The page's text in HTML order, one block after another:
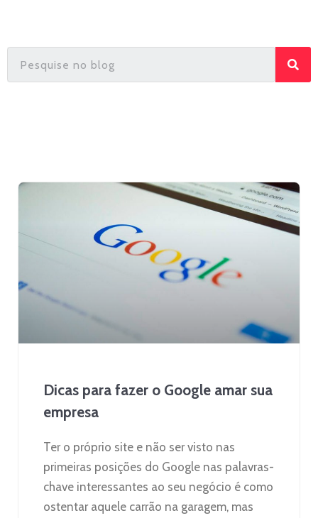
Dicas para fazer o Google amar sua
empresa
Ter o próprio site e não ser visto nas
primeiras posições do Google nas palavras-
chave interessantes ao seu negócio é como
ostentar aquele carrão na garagem, mas